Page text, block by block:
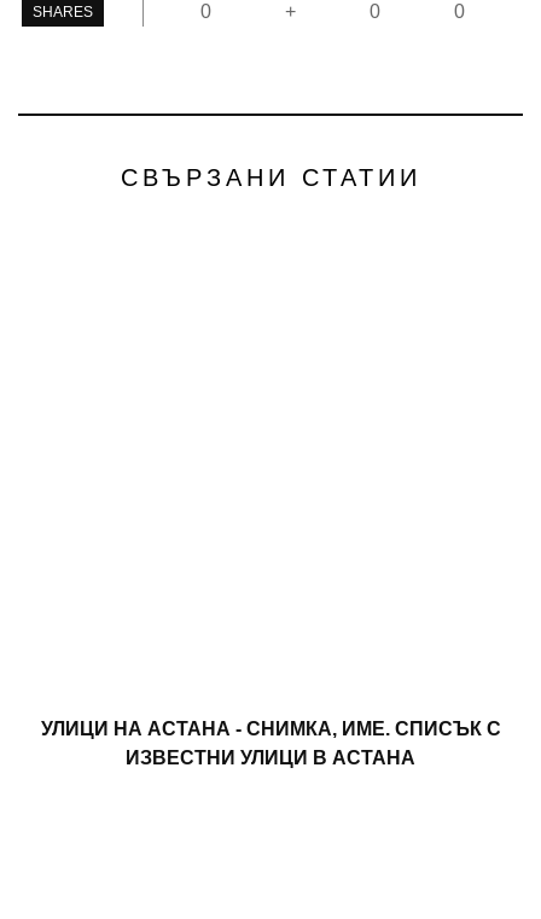
SHARES 0 + 0 0
СВЪРЗАНИ СТАТИИ
УЛИЦИ НА АСТАНА - СНИМКА, ИМЕ. СПИСЪК С
ИЗВЕСТНИ УЛИЦИ В АСТАНА